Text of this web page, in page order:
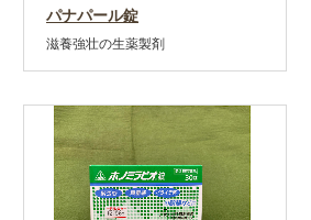
パナパール錠
滋養強壮の生薬製剤